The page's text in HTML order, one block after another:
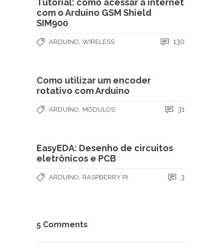
Tutorial: como acessar a internet
com o Arduino GSM Shield
SIM900
ARDUINO WIRELESS 130
Como utilizar um encoder
rotativo com Arduino
ARDUINO MÓDULOS 31
EasyEDA: Desenho de circuitos
eletrônicos e PCB
ARDUINO RASPBERRY PI 3
5 Comments